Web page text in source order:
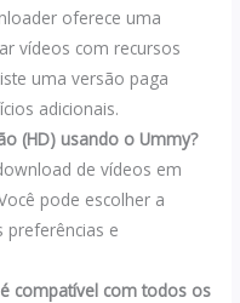
oferece uma
vídeos com recursos
uma versão paga
adicionais.
(HD) usando o Ummy?
de vídeos em
pode escolher a
preferências e
compatível com todos os